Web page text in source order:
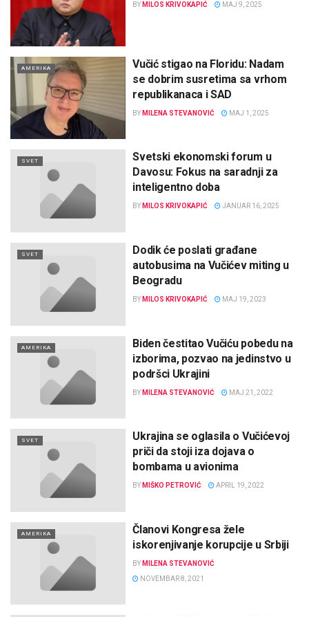
BY MILOS KRIVOKAPIĆ MAJ 9, 2025
AMERIKA
Vučić stigao na Floridu: Nadam
se dobrim susretima sa vrhom
republikanaca i SAD
BY MILENA STEVANOVIĆ MAJ 1, 2025
SVET
Svetski ekonomski forum u
Davosu: Fokus na saradnji za
inteligentno doba
BY MILOS KRIVOKAPIĆ JANUAR 16, 2025
SVET
Dodik će poslati građane
autobusima na Vučićev miting u
Beogradu
BY MILOS KRIVOKAPIĆ MAJ 19, 2023
AMERIKA
Biden čestitao Vučiću pobedu na
izborima, pozvao na jedinstvo u
podršci Ukrajini
BY MILENA STEVANOVIĆ MAJ 21, 2022
SVET
Ukrajina se oglasila o Vučićevoj
priči da stoji iza dojava o
bombama u avionima
BY MIŠKO PETROVIĆ APRIL 19, 2022
AMERIKA
Članovi Kongresa žele
iskorenjivanje korupcije u Srbiji
BY MILENA STEVANOVIĆ
NOVEMBAR 8, 2021